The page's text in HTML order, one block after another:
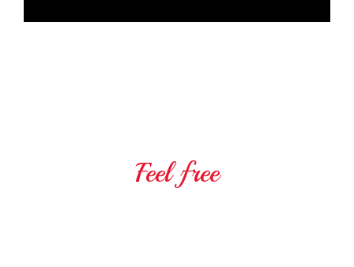
Feel free